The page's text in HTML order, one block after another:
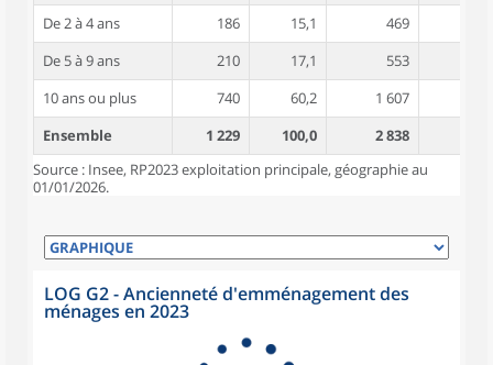
De 2 à 4 ans 186 15,1 469
De 5 à 9 ans
210 17,1 553
10 ans ou plus
740 60,2 1 607
Ensemble
1 229 100,0 2 838
Source : Insee, RP2023 exploitation principale, géographie au
01/01/2026.
LOG G2 - Ancienneté d'emménagement des
ménages en 2023